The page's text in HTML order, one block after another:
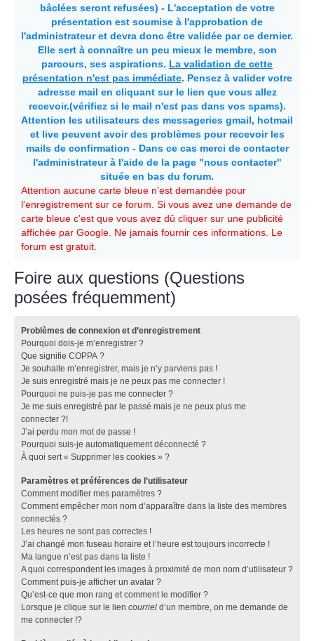
bâclées seront refusées) - L'acceptation de votre
présentation est soumise à l'approbation de
l'administrateur et devra donc être validée par ce dernier.
Elle sert à connaître un peu mieux le membre, son
parcours, ses aspirations. La validation de cette
présentation n'est pas immédiate. Pensez à valider votre
adresse mail en cliquant sur le lien que vous allez
recevoir.(vérifiez si le mail n'est pas dans vos spams).
Attention les utilisateurs des messageries gmail, hotmail
et live peuvent avoir des problèmes pour recevoir les
mails de confirmation - Dans ce cas merci de contacter
l'administrateur à l'aide de la page "nous contacter"
située en bas du forum.
Attention aucune carte bleue n'est demandée pour
l'enregistrement sur ce forum. Si vous avez une demande de
carte bleue c'est que vous avez dû cliquer sur une publicité
affichée par Google. Ne jamais fournir ces informations. Le
forum est gratuit.
Foire aux questions (Questions
posées fréquemment)
Problèmes de connexion et d’enregistrement
Pourquoi dois-je m’enregistrer ?
Que signifie COPPA ?
Je souhaite m’enregistrer, mais je n’y parviens pas !
Je suis enregistré mais je ne peux pas me connecter !
Pourquoi ne puis-je pas me connecter ?
Je me suis enregistré par le passé mais je ne peux plus me
connecter ?!
J’ai perdu mon mot de passe !
Pourquoi suis-je automatiquement déconnecté ?
À quoi sert « Supprimer les cookies » ?
Paramètres et préférences de l’utilisateur
Comment modifier mes paramètres ?
Comment empêcher mon nom d’apparaître dans la liste des membres
connectés ?
Les heures ne sont pas correctes !
J’ai changé mon fuseau horaire et l’heure est toujours incorrecte !
Ma langue n’est pas dans la liste !
A quoi correspondent les images à proximité de mon nom d’utilisateur ?
Comment puis-je afficher un avatar ?
Qu’est-ce que mon rang et comment le modifier ?
Lorsque je clique sur le lien courriel d’un membre, on me demande de
me connecter !?